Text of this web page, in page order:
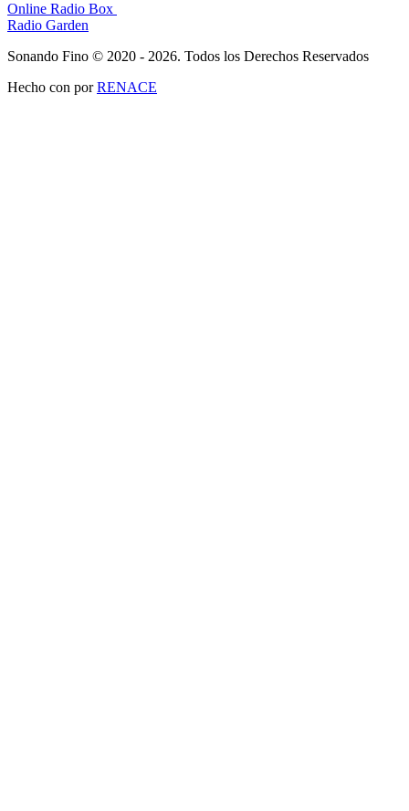
Online Radio Box
Radio Garden
Sonando Fino © 2020 - 2026. Todos los Derechos Reservados
Hecho con porRENACE